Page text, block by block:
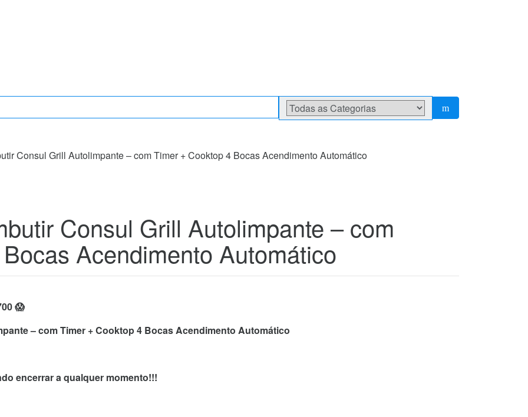
Consul Grill Autolimpante – com Timer + Cooktop 4 Bocas Acendimento Automático
Consul Grill Autolimpante – com
Acendimento Automático
😱
– com Timer + Cooktop 4 Bocas Acendimento Automático
encerrar a qualquer momento!!!